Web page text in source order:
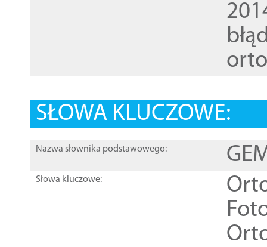
SŁOWA KLUCZOWE:
Nazwa słownika podstawowego:
Słowa kluczowe: